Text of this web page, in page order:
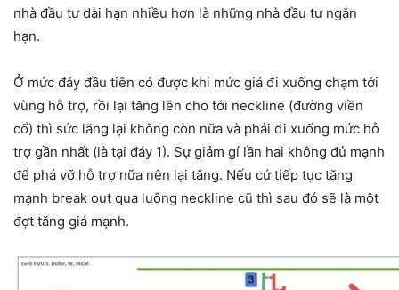
nhà đầu tư dài hạn nhiều hơn là những nhà đầu tư ngắn
hạn.
Ở mức đáy đầu tiên có được khi mức giá đi xuống chạm tới
vùng hỗ trợ, rồi lại tăng lên cho tới neckline (đường viền
cổ) thì sức lăng lại không còn nữa và phải đi xuống mức hỗ
trợ gần nhất (là tại đáy 1). Sự giảm gí lần hai không đủ mạnh
để phá vỡ hỗ trợ nữa nên lại tăng. Nếu cứ tiếp tục tăng
mạnh break out qua luông neckline cũ thì sau đó sẽ là một
đợt tăng giá mạnh.